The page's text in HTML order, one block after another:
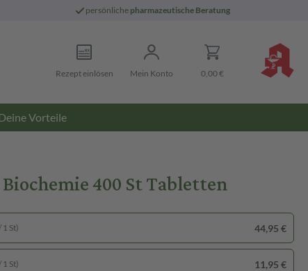
persönliche pharmazeutische Beratung
Rezept einlösen Mein Konto 0,00 €
Vorteile
400 St Tabletten
1 St) 44,95 €
1 St) 11,95 €